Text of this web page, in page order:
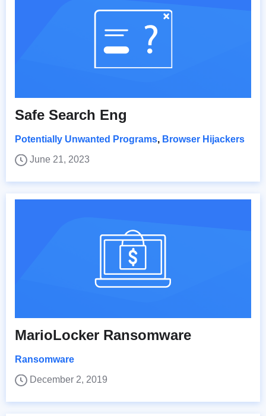
Safe Search Eng
Potentially Unwanted Programs, Browser Hijackers
June 21, 2023
MarioLocker Ransomware
Ransomware
December 2, 2019